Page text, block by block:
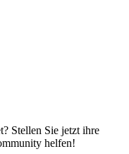
Stellen Sie jetzt ihre
helfen!